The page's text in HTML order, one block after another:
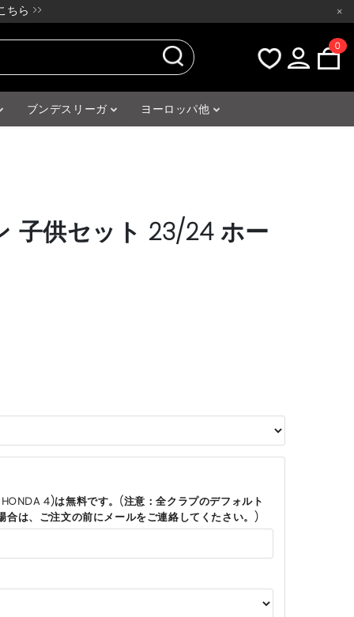
ちら >> ×
0
ブンデスリーガ ヨーロッパ他
子供セット 23/24 ホー
4)は無料です。(注意：全クラプのデフォルト
は、ご注文の前にメールをご連絡してくたさい。)